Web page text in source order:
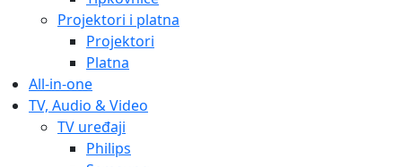
Projektori i platna
Projektori
Platna
All-in-one
TV, Audio & Video
TV uređaji
Philips